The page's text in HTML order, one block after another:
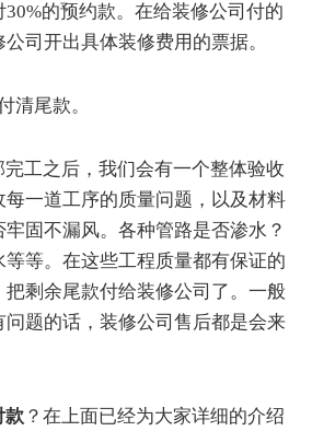
的预约款。在给装修公司付的
司开出具体装修费用的票据。
清尾款。
工之后，我们会有一个整体验收
每一道工序的质量问题，以及材料
固不漏风。各种管路是否渗水？
等。在这些工程质量都有保证的
剩余尾款付给装修公司了。一般
题的话，装修公司售后都是会来
款 ？在上面已经为大家详细的介绍